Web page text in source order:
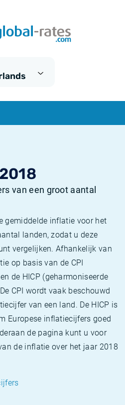
van een groot aantal
gemiddelde inflatie voor het
landen, zodat u deze
vergelijken. Afhankelijk van
op basis van de CPI
de HICP (geharmoniseerde
CPI wordt vaak beschouwd
van een land. De HICP is
Europese inflatiecijfers goed
de pagina kunt u voor
de inflatie over het jaar 2018